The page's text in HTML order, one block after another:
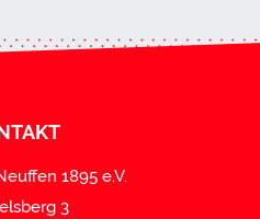
1895 e.V.
3